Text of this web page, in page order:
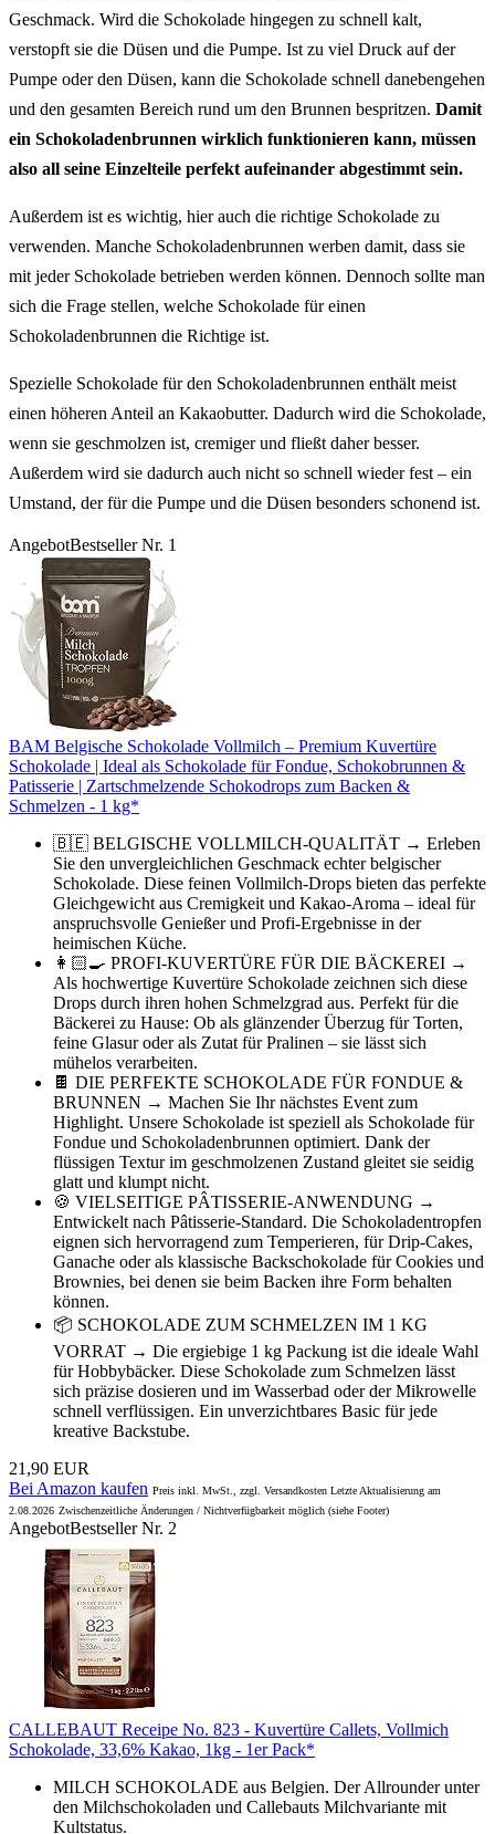
Geschmack. Wird die Schokolade hingegen zu schnell kalt,
verstopft sie die Düsen und die Pumpe. Ist zu viel Druck auf der
Pumpe oder den Düsen, kann die Schokolade schnell danebengehen
und den gesamten Bereich rund um den Brunnen bespritzen. Damit
ein Schokoladenbrunnen wirklich funktionieren kann, müssen
also all seine Einzelteile perfekt aufeinander abgestimmt sein.
Außerdem ist es wichtig, hier auch die richtige Schokolade zu
verwenden. Manche Schokoladenbrunnen werben damit, dass sie
mit jeder Schokolade betrieben werden können. Dennoch sollte man
sich die Frage stellen, welche Schokolade für einen
Schokoladenbrunnen die Richtige ist.
Spezielle Schokolade für den Schokoladenbrunnen enthält meist
einen höheren Anteil an Kakaobutter. Dadurch wird die Schokolade,
wenn sie geschmolzen ist, cremiger und fließt daher besser.
Außerdem wird sie dadurch auch nicht so schnell wieder fest – ein
Umstand, der für die Pumpe und die Düsen besonders schonend ist.
AngebotBestseller Nr. 1
BAM Belgische Schokolade Vollmilch – Premium Kuvertüre
Schokolade | Ideal als Schokolade für Fondue, Schokobrunnen &
Patisserie | Zartschmelzende Schokodrops zum Backen &
Schmelzen - 1 kg*
🇧🇪 BELGISCHE VOLLMILCH-QUALITÄT → Erleben
Sie den unvergleichlichen Geschmack echter belgischer
Schokolade. Diese feinen Vollmilch-Drops bieten das perfekte
Gleichgewicht aus Cremigkeit und Kakao-Aroma – ideal für
anspruchsvolle Genießer und Profi-Ergebnisse in der
heimischen Küche.
👩🏻‍🍳 PROFI-KUVERTÜRE FÜR DIE BÄCKEREI →
Als hochwertige Kuvertüre Schokolade zeichnen sich diese
Drops durch ihren hohen Schmelzgrad aus. Perfekt für die
Bäckerei zu Hause: Ob als glänzender Überzug für Torten,
feine Glasur oder als Zutat für Pralinen – sie lässt sich
mühelos verarbeiten.
🍫 DIE PERFEKTE SCHOKOLADE FÜR FONDUE &
BRUNNEN → Machen Sie Ihr nächstes Event zum
Highlight. Unsere Schokolade ist speziell als Schokolade für
Fondue und Schokoladenbrunnen optimiert. Dank der
flüssigen Textur im geschmolzenen Zustand gleitet sie seidig
glatt und klumpt nicht.
🍪 VIELSEITIGE PÂTISSERIE-ANWENDUNG →
Entwickelt nach Pâtisserie-Standard. Die Schokoladentropfen
eignen sich hervorragend zum Temperieren, für Drip-Cakes,
Ganache oder als klassische Backschokolade für Cookies und
Brownies, bei denen sie beim Backen ihre Form behalten
können.
📦 SCHOKOLADE ZUM SCHMELZEN IM 1 KG
VORRAT → Die ergiebige 1 kg Packung ist die ideale Wahl
für Hobbybäcker. Diese Schokolade zum Schmelzen lässt
sich präzise dosieren und im Wasserbad oder der Mikrowelle
schnell verflüssigen. Ein unverzichtbares Basic für jede
kreative Backstube.
21,90 EUR
Bei Amazon kaufen Preis inkl. MwSt., zzgl. Versandkosten Letzte Aktualisierung am
2.08.2026 Zwischenzeitliche Änderungen / Nichtverfügbarkeit möglich (siehe Footer)
AngebotBestseller Nr. 2
CALLEBAUT Receipe No. 823 - Kuvertüre Callets, Vollmich
Schokolade, 33,6% Kakao, 1kg - 1er Pack*
MILCH SCHOKOLADE aus Belgien. Der Allrounder unter
den Milchschokoladen und Callebauts Milchvariante mit
Kultstatus.